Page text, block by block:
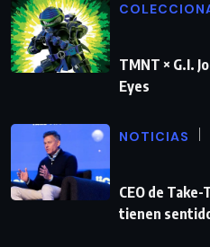
TMNT × G.I.
Eyes
NOTICIAS
CEO de
tienen